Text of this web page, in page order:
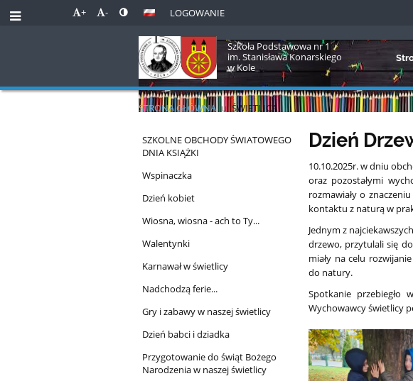
+ - LOGOWANIE
Szkoła Podstawowa nr 1
im. Stanisława Konarskiego
w Kole
STRONA GŁÓWNA u ŚWIETLICA
Świetlica
SZKOLNE OBCHODY ŚWIATOWEGO
DNIA KSIĄŻKI
Wspinaczka
Dzień kobiet
Wiosna, wiosna - ach to Ty...
Walentynki
Karnawał w świetlicy
Nadchodzą ferie...
Gry i zabawy w naszej świetlicy
Dzień babci i dziadka
Przygotowanie do świąt Bożego
Narodzenia w naszej świetlicy
Dzień
10.10.2025r. w dniu
oraz pozostałymi
rozmawiały o
kontaktu z naturą w
Jednym z
drzewo, przytulali się
miały na celu
do natury.
Spotkanie przebiegło
Wychowawcy świetlicy